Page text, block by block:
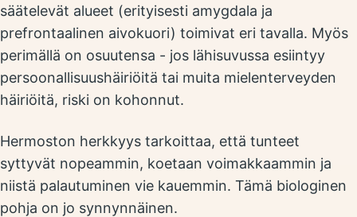
säätelevät alueet (erityisesti amygdala ja
prefrontaalinen aivokuori) toimivat eri tavalla. Myös
perimällä on osuutensa - jos lähisuvussa esiintyy
persoonallisuushäiriöitä tai muita mielenterveyden
häiriöitä, riski on kohonnut.
Hermoston herkkyys tarkoittaa, että tunteet
syttyvät nopeammin, koetaan voimakkaammin ja
niistä palautuminen vie kauemmin. Tämä biologinen
pohja on jo synnynnäinen.